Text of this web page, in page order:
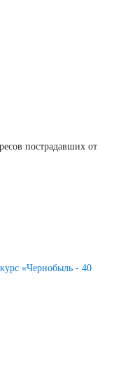
пострадавших от
«Чернобыль - 40